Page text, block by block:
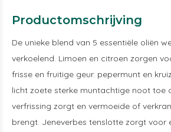
Productomschrijving
De unieke blend van 5 essentiële oliën
verkoelend. Limoen en citroen zorgen
frisse en fruitige geur. pepermunt en
licht zoete sterke muntachtige noot toe
verfrissing zorgt en vermoeide of
brengt. Jeneverbes tenslotte zorgt voor